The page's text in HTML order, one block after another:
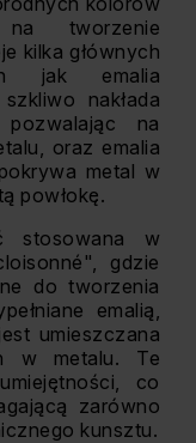
tworzenie
kilka głównych
jak emalia
nakłada
na
oraz emalia
metal w
powłokę.
stosowana w
gdzie
do tworzenia
emalią,
umieszczana
w metalu. Te
co
zarówno
kunsztu.